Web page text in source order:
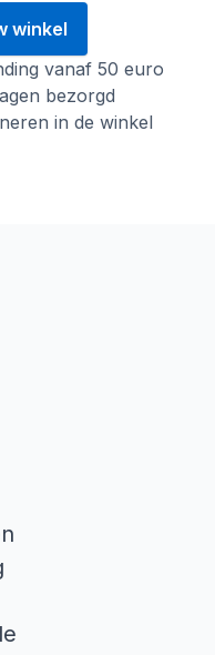
winkel
vanaf 50 euro
bezorgd
in de winkel